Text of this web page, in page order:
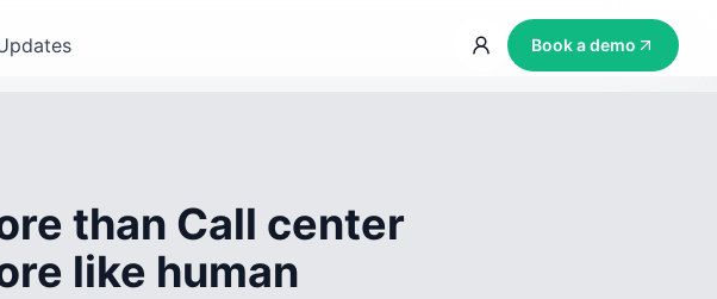
Book a demo
than Call center
like human